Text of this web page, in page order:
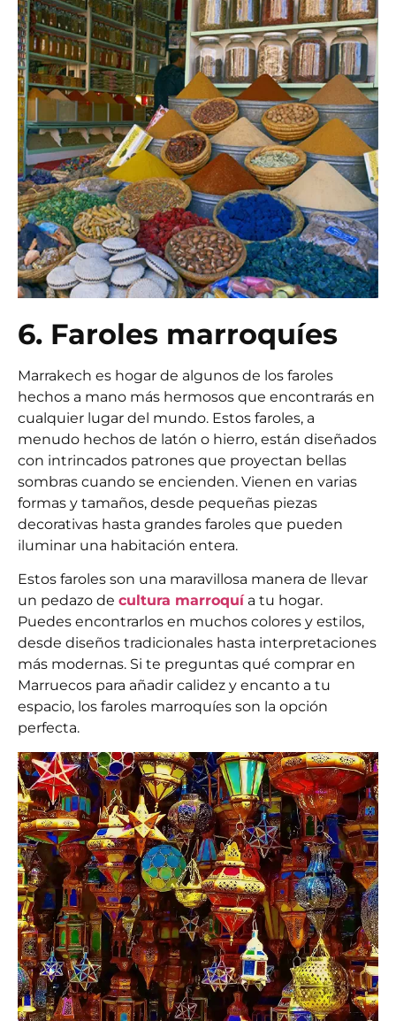
6. Faroles marroquíes
Marrakech es hogar de algunos de los faroles
hechos a mano más hermosos que encontrarás en
cualquier lugar del mundo. Estos faroles, a
menudo hechos de latón o hierro, están diseñados
con intrincados patrones que proyectan bellas
sombras cuando se encienden. Vienen en varias
formas y tamaños, desde pequeñas piezas
decorativas hasta grandes faroles que pueden
iluminar una habitación entera.
Estos faroles son una maravillosa manera de llevar
un pedazo de cultura marroquía tu hogar.
Puedes encontrarlos en muchos colores y estilos,
desde diseños tradicionales hasta interpretaciones
más modernas. Si te preguntas qué comprar en
Marruecos para añadir calidez y encanto a tu
espacio, los faroles marroquíes son la opción
perfecta.